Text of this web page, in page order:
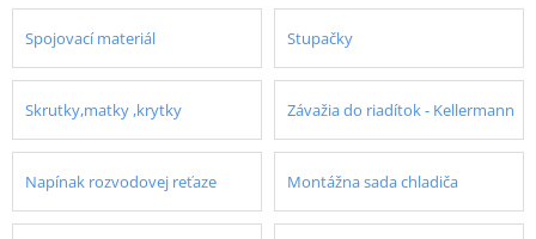
Spojovací materiál Stupačky
Skrutky,matky ,krytky Závažia do riadítok - Kellermann
Napínak rozvodovej reťaze Montážna sada chladiča